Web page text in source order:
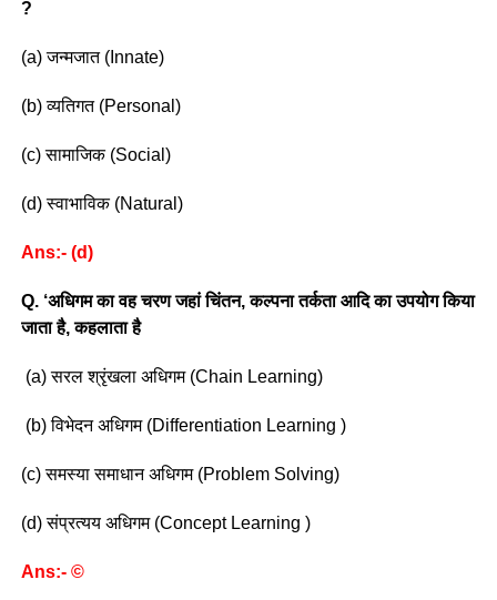
?
(a) जन्मजात (Innate)
(b) व्यतिगत (Personal)
(c) सामाजिक (Social)
(d) स्वाभाविक (Natural)
Ans:- (d)
Q. ‘अधिगम का वह चरण जहां चिंतन, कल्पना तर्कता आदि का उपयोग किया
जाता है, कहलाता है
(a) सरल श्रृंखला अधिगम (Chain Learning)
(b) विभेदन अधिगम (Differentiation Learning )
(c) समस्या समाधान अधिगम (Problem Solving)
(d) संप्रत्यय अधिगम (Concept Learning )
Ans:- ©